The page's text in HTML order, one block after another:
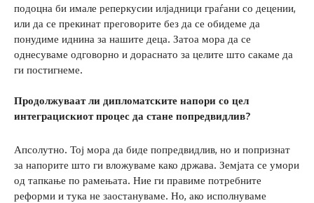
подоцна би имале реперкусии илјадници граѓани со децении,
или да се прекинат преговорите без да се обидеме да
понудиме иднина за нашите деца. Затоа мора да се
однесуваме одговорно и дораснато за целите што сакаме да
ги постигнеме.
Продолжуваат ли дипломатските напори со цел
интеграцискиот процес да стане попредвидлив?
Апсолутно. Тој мора да биде попредвидлив, но и попризнат
за напорите што ги вложуваме како држава. Земјата се умори
од тапкање по рамењата. Ние ги правиме потребните
реформи и тука не заостануваме. Но, ако исполнуваме